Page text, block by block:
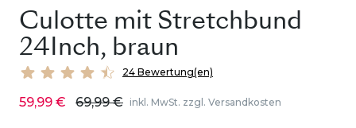
Culotte mit Stretchbund
24Inch, braun
24 Bewertung(en)
59,99 € 69,99 € inkl. MwSt. zzgl. Versandkosten